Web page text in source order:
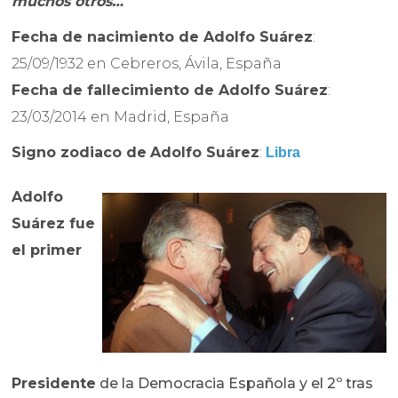
Fecha de nacimiento deAdolfo Suárez:
25/09/1932 en Cebreros, Ávila, España
Fecha de fallecimiento deAdolfo Suárez:
23/03/2014 en Madrid, España
Signo zodiaco de Adolfo Suárez: Libra
Adolfo
Suárez fue
el primer
Presidente de la Democracia Española y el 2º tras